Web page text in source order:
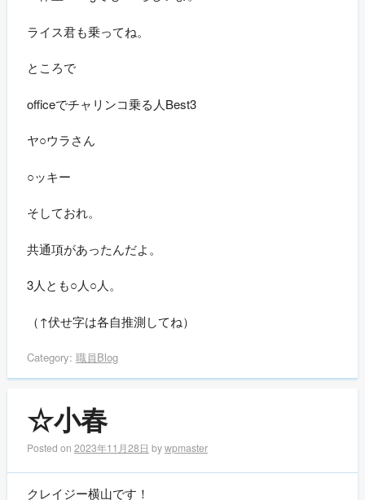
ライス君も乗ってね。
ところで
officeでチャリンコ乗る人Best3
ヤ○ウラさん
○ッキー
そしておれ。
共通項があったんだよ。
3人とも○人○人。
（↑伏せ字は各自推測してね）
Category: 職員Blog
­­☆小春
Posted on 2023年11月28日 bywpmaster
クレイジー横山です！